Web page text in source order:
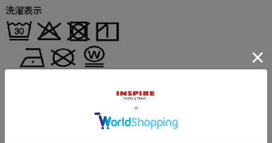
洗濯表示
身幅
52.0cm 69.0cm